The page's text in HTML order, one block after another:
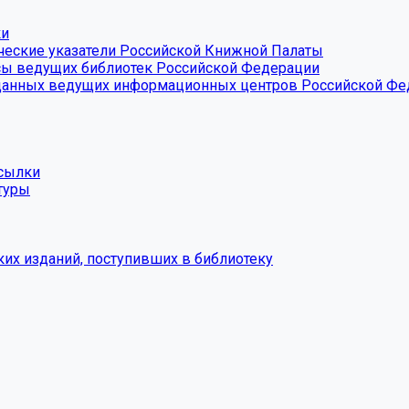
указатели Российской Книжной Палаты
ведущих библиотек Российской Федерации
ведущих информационных центров Российской
изданий, поступивших в библиотеку